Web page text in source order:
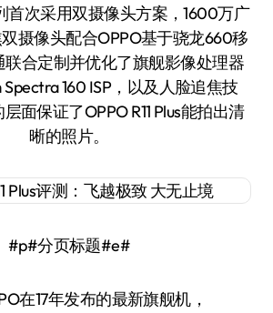
首次采用双摄像头方案，1600万广
摄像头配合OPPO基于骁龙660移
合定制并优化了旗舰影像处理器
160 ISP，以及人脸追焦技
面保证了OPPO R11 Plus能拍出清
晰的照片。
#p#分页标题#e#
在17年发布的最新旗舰机，